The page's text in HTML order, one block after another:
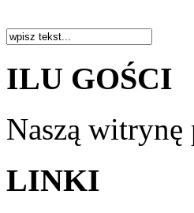
ILU GOŚCI
Naszą
LINKI